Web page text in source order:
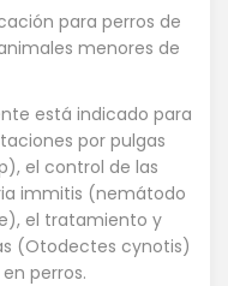
para perros de
menores de
está indicado para
por pulgas
el control de las
immitis (nemátodo
el tratamiento y
(Otodectes cynotis)
perros.